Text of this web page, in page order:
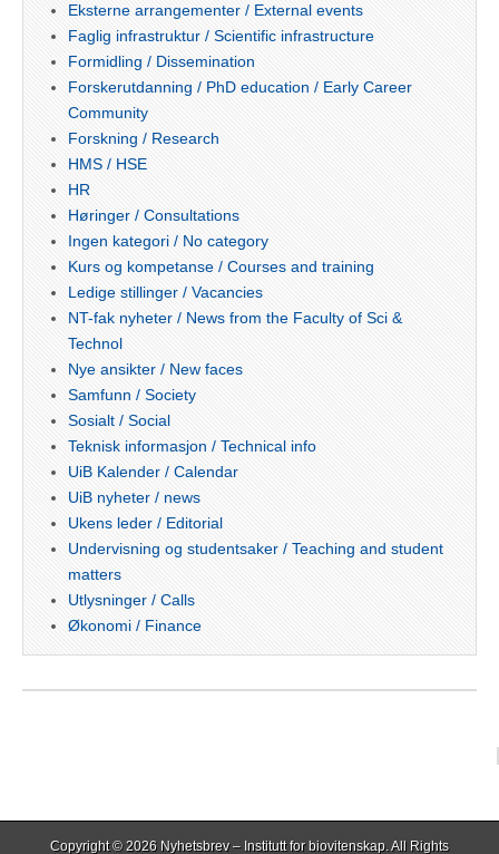
Eksterne arrangementer / External events
Faglig infrastruktur / Scientific infrastructure
Formidling / Dissemination
Forskerutdanning / PhD education / Early Career
Community
Forskning / Research
HMS / HSE
HR
Høringer / Consultations
Ingen kategori / No category
Kurs og kompetanse / Courses and training
Ledige stillinger / Vacancies
NT-fak nyheter / News from the Faculty of Sci &
Technol
Nye ansikter / New faces
Samfunn / Society
Sosialt / Social
Teknisk informasjon / Technical info
UiB Kalender / Calendar
UiB nyheter / news
Ukens leder / Editorial
Undervisning og studentsaker / Teaching and student
matters
Utlysninger / Calls
Økonomi / Finance
Copyright © 2026 Nyhetsbrev – Institutt for biovitenskap. All Rights